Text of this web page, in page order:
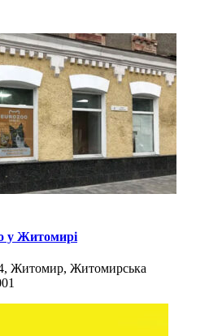
у Житомирі
Житомир, Житомирська